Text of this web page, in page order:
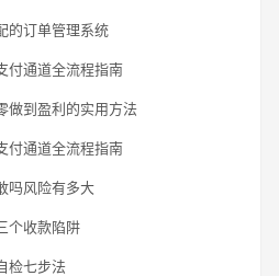
的订单管理系统
付通道全流程指南
做到盈利的实用方法
付通道全流程指南
吗风险有多大
个收款陷阱
检七步法